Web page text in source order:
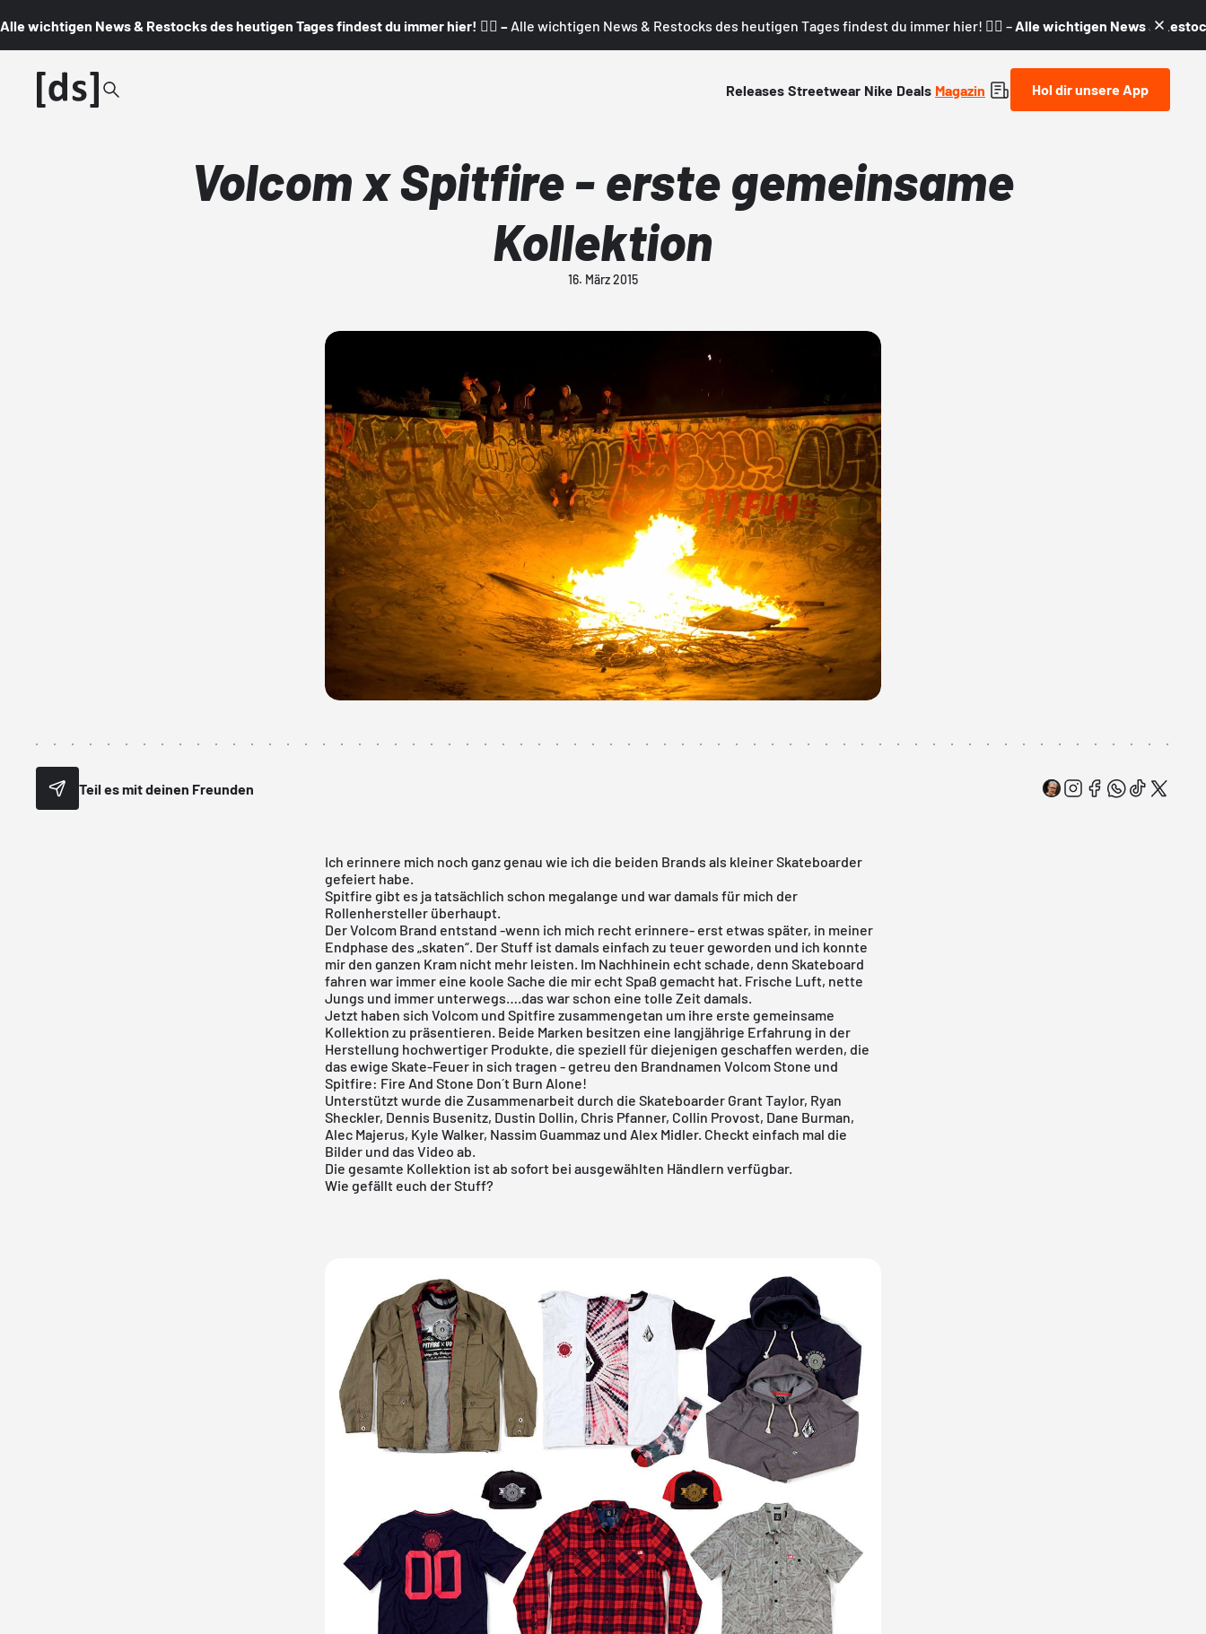
Alle wichtigen News & Restocks des heutigen Tages findest du immer hier! 👇🏼 – Alle wichtigen News & Restocks des heutigen Tages findest du immer hier! 👇🏼 – Alle wichtigen News &
Releases Streetwear Nike Deals Magazin Hol dir unsere App
Volcom x Spitfire - erste gemeinsame
Kollektion
16. März 2015
Teil es mit deinen Freunden
Ich erinnere mich noch ganz genau wie ich die beiden Brands als kleiner Skateboarder
gefeiert habe.
Spitfire gibt es ja tatsächlich schon megalange und war damals für mich der
Rollenhersteller überhaupt.
DerVolcom Brand entstand -wenn ich mich recht erinnere- erst etwas später, in meiner
Endphase des „skaten“. Der Stuff ist damals einfach zu teuer geworden und ich konnte
mir den ganzen Kram nicht mehr leisten. Im Nachhinein echt schade, denn Skateboard
fahren war immer eine koole Sache die mir echt Spaß gemacht hat. Frische Luft, nette
Jungs und immer unterwegs….das war schon eine tolle Zeit damals.
Jetzt haben sich Volcom und Spitfire zusammengetan um ihre erste gemeinsame
Kollektion zu präsentieren. Beide Marken besitzen eine langjährige Erfahrung in der
Herstellung hochwertiger Produkte, die speziell für diejenigen geschaffen werden, die
das ewige Skate-Feuer in sich tragen - getreu den Brandnamen Volcom Stone und
Spitfire: Fire And Stone Don´t Burn Alone!
Unterstützt wurde die Zusammenarbeit durch die Skateboarder Grant Taylor, Ryan
Sheckler, Dennis Busenitz, Dustin Dollin, Chris Pfanner, Collin Provost, Dane Burman,
Alec Majerus, Kyle Walker, Nassim Guammaz und Alex Midler. Checkt einfach mal die
Bilder und das Video ab.
Die gesamte Kollektion ist ab sofort bei ausgewählten Händlern verfügbar.
Wie gefällt euch der Stuff?